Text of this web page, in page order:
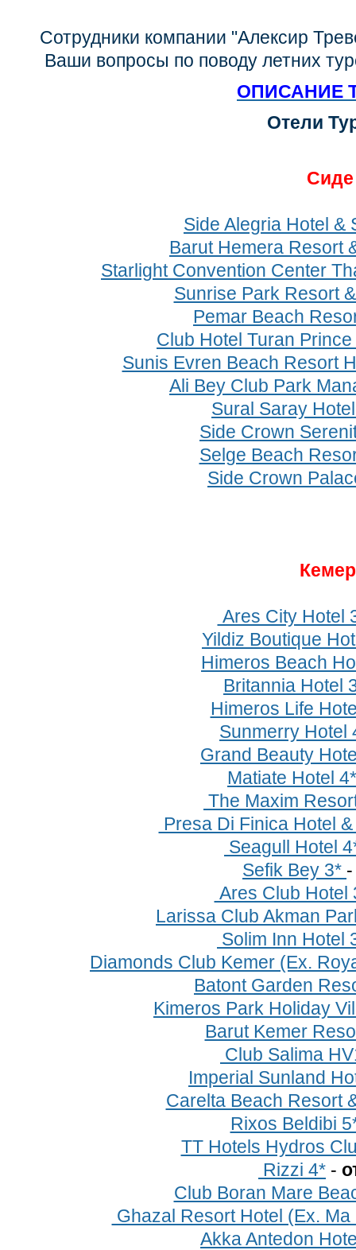
Сотрудники компании "Алексир
Ваши вопросы по поводу летних
ОПИСАНИЕ
Отели
Side Alegria Hotel &
Barut Hemera Resort
Starlight Convention Center
Sunrise Park Resort
Pemar Beach
Club Hotel Turan
Sunis Evren Beach Resort
Ali Bey Club Park
Sural Saray
Side Crown
Selge Beach
Side Crown
Ares City Hotel
Yildiz Boutique
Himeros Beach
Britannia Hotel
Himeros Life
Sunmerry Hotel
Grand Beauty
Matiate Hotel 4*
The Maxim
Presa Di Finica Hotel
Seagull Hotel
Sefik Bey 3*
Ares Club Hotel
Larissa Club Akman
Solim Inn Hotel
Diamonds Club Kemer (Ex.
Batont Garden
Kimeros Park Holiday
Barut Kemer
Club Salima
Imperial Sunland
Carelta Beach Resort
Rixos Beldibi
TT Hotels Hydros
Rizzi 4* -
Club Boran Mare
Ghazal Resort Hotel (Ex.
Akka Antedon